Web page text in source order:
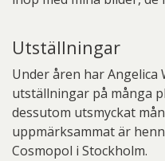
Utställningar
Under åren har Angelica
utställningar på många
dessutom utsmyckat
uppmärksammat är
Cosmopol i Stockholm.